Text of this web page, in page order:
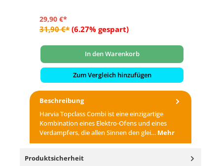
29,90 €*
31,90 €* (6.27% gespart)
In den Warenkorb
Zum Vergleich hinzufügen
Beschreibung
Harvia Topclass Combi ist eine einzigartige
Kombination eines Elektro-Ofens und eines
Verdampfers, die allen Sinnen den glei… Mehr
Produktsicherheit